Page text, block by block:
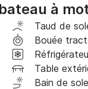
à
Taud de
Bouée
Table
Bain de